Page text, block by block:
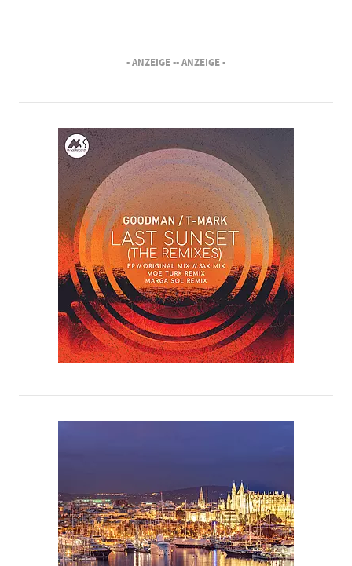
- ANZEIGE -- ANZEIGE -